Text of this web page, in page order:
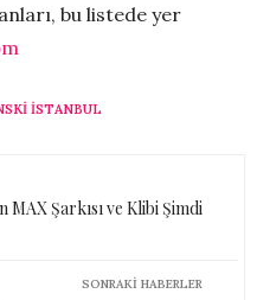
bu listede yer
İSTANBUL
MAX Şarkısı ve Klibi Şimdi
SONRAKI HABERLER